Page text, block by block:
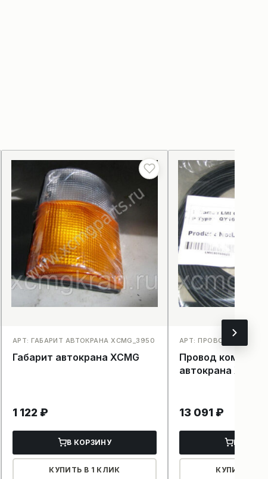
АРТ: ГАБАРИТ АВТОКРАНА XCMG_3950
Габарит автокрана XCMG
1 122₽
В КОРЗИНУ
КУПИТЬ В 1 КЛИК
АРТ: ПРОВОД
Провод
автокрана
13 091₽
В
КУПИТЬ В 1